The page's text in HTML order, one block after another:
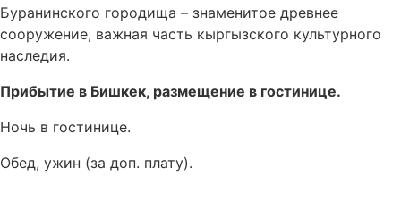
Буранинского городища – знаменитое древнее
сооружение, важная часть кыргызского культурного
наследия.
Прибытие в Бишкек, размещение в гостинице.
Ночь в гостинице.
Обед, ужин (за доп. плату).